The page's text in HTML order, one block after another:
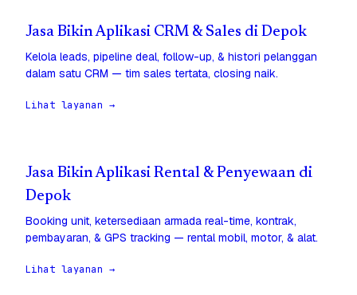
Jasa Bikin Aplikasi CRM & Sales di Depok
Kelola leads, pipeline deal, follow-up, & histori pelanggan
dalam satu CRM — tim sales tertata, closing naik.
Lihat layanan →
Jasa Bikin Aplikasi Rental & Penyewaan di
Depok
Booking unit, ketersediaan armada real-time, kontrak,
pembayaran, & GPS tracking — rental mobil, motor, & alat.
Lihat layanan →